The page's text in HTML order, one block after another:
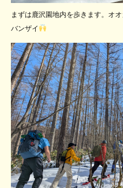
まずは鹿沢園地内を歩きます。オ
バンザイ